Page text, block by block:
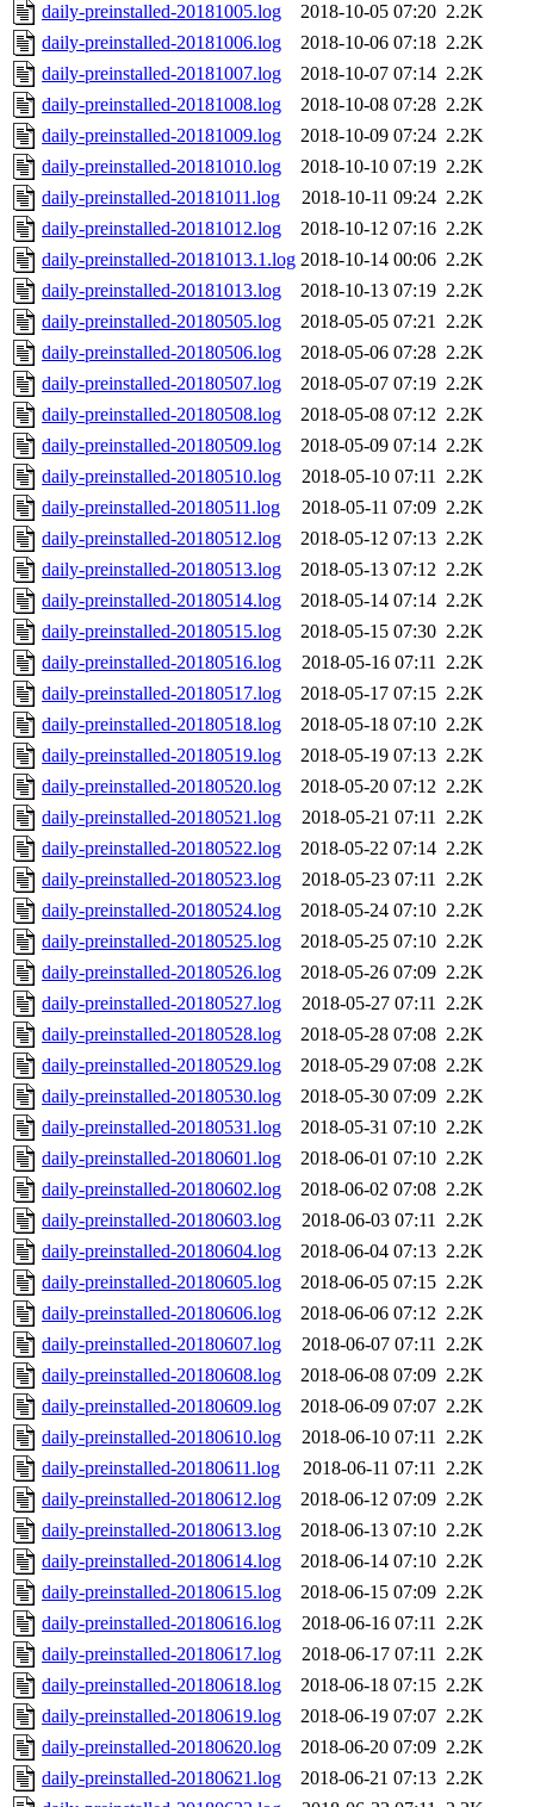
daily-preinstalled-20181005.log
2018-10-05 07:20 2.2K
daily-preinstalled-20181006.log
2018-10-06 07:18 2.2K
daily-preinstalled-20181007.log
2018-10-07 07:14 2.2K
daily-preinstalled-20181008.log
2018-10-08 07:28 2.2K
daily-preinstalled-20181009.log
2018-10-09 07:24 2.2K
daily-preinstalled-20181010.log
2018-10-10 07:19 2.2K
daily-preinstalled-20181011.log
2018-10-11 09:24 2.2K
daily-preinstalled-20181012.log
2018-10-12 07:16 2.2K
daily-preinstalled-20181013.1.log 2018-10-14 00:06 2.2K
daily-preinstalled-20181013.log
2018-10-13 07:19 2.2K
daily-preinstalled-20180505.log
2018-05-05 07:21 2.2K
daily-preinstalled-20180506.log
2018-05-06 07:28 2.2K
daily-preinstalled-20180507.log
2018-05-07 07:19 2.2K
daily-preinstalled-20180508.log
2018-05-08 07:12 2.2K
daily-preinstalled-20180509.log
2018-05-09 07:14 2.2K
daily-preinstalled-20180510.log
2018-05-10 07:11 2.2K
daily-preinstalled-20180511.log
2018-05-11 07:09 2.2K
daily-preinstalled-20180512.log
2018-05-12 07:13 2.2K
daily-preinstalled-20180513.log
2018-05-13 07:12 2.2K
daily-preinstalled-20180514.log
2018-05-14 07:14 2.2K
daily-preinstalled-20180515.log
2018-05-15 07:30 2.2K
daily-preinstalled-20180516.log
2018-05-16 07:11 2.2K
daily-preinstalled-20180517.log
2018-05-17 07:15 2.2K
daily-preinstalled-20180518.log
2018-05-18 07:10 2.2K
daily-preinstalled-20180519.log
2018-05-19 07:13 2.2K
daily-preinstalled-20180520.log
2018-05-20 07:12 2.2K
daily-preinstalled-20180521.log
2018-05-21 07:11 2.2K
daily-preinstalled-20180522.log
2018-05-22 07:14 2.2K
daily-preinstalled-20180523.log
2018-05-23 07:11 2.2K
daily-preinstalled-20180524.log
2018-05-24 07:10 2.2K
daily-preinstalled-20180525.log
2018-05-25 07:10 2.2K
daily-preinstalled-20180526.log
2018-05-26 07:09 2.2K
daily-preinstalled-20180527.log
2018-05-27 07:11 2.2K
daily-preinstalled-20180528.log
2018-05-28 07:08 2.2K
daily-preinstalled-20180529.log
2018-05-29 07:08 2.2K
daily-preinstalled-20180530.log
2018-05-30 07:09 2.2K
daily-preinstalled-20180531.log
2018-05-31 07:10 2.2K
daily-preinstalled-20180601.log
2018-06-01 07:10 2.2K
daily-preinstalled-20180602.log
2018-06-02 07:08 2.2K
daily-preinstalled-20180603.log
2018-06-03 07:11 2.2K
daily-preinstalled-20180604.log
2018-06-04 07:13 2.2K
daily-preinstalled-20180605.log
2018-06-05 07:15 2.2K
daily-preinstalled-20180606.log
2018-06-06 07:12 2.2K
daily-preinstalled-20180607.log
2018-06-07 07:11 2.2K
daily-preinstalled-20180608.log
2018-06-08 07:09 2.2K
daily-preinstalled-20180609.log
2018-06-09 07:07 2.2K
daily-preinstalled-20180610.log
2018-06-10 07:11 2.2K
daily-preinstalled-20180611.log
2018-06-11 07:11 2.2K
daily-preinstalled-20180612.log
2018-06-12 07:09 2.2K
daily-preinstalled-20180613.log
2018-06-13 07:10 2.2K
daily-preinstalled-20180614.log
2018-06-14 07:10 2.2K
daily-preinstalled-20180615.log
2018-06-15 07:09 2.2K
daily-preinstalled-20180616.log
2018-06-16 07:11 2.2K
daily-preinstalled-20180617.log
2018-06-17 07:11 2.2K
daily-preinstalled-20180618.log
2018-06-18 07:15 2.2K
daily-preinstalled-20180619.log
2018-06-19 07:07 2.2K
daily-preinstalled-20180620.log
2018-06-20 07:09 2.2K
daily-preinstalled-20180621.log
2018-06-21 07:13 2.2K